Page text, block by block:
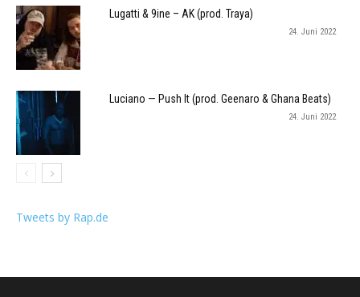
Lugatti & 9ine – AK (prod. Traya)
24. Juni 2022
Luciano — Push It (prod. Geenaro & Ghana Beats)
24. Juni 2022
Tweets by Rap.de